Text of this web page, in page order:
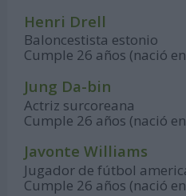
Henri Drell
Baloncestista estonio
Cumple 26 años (nació
Jung Da-bin
Actriz surcoreana
Cumple 26 años (nació
Javonte Williams
Jugador de fútbol
Cumple 26 años (nació